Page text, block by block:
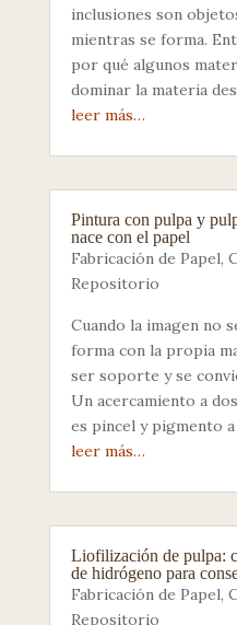
inclusiones son
mientras se forma.
por qué algunos
dominar la materia
leer más…
Pintura con pulpa y
nace con el papel
Fabricación de Papel,
Repositorio
Cuando la imagen no
forma con la propia
ser soporte y se
Un acercamiento a
es pincel y pigmento a
leer más…
Liofilización de pulpa:
de hidrógeno para
Fabricación de Papel,
Repositorio